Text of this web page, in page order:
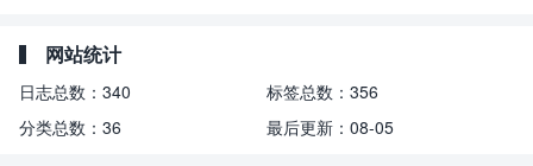
网站统计
日志总数： 340 标签总数： 356
分类总数： 36 最后更新： 08-05